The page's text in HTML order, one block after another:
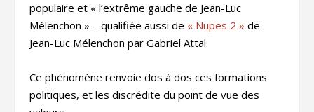
populaire et « l’extrême gauche de Jean-Luc
Mélenchon » – qualifiée aussi de « Nupes 2 » de
Jean-Luc Mélenchon par Gabriel Attal.
Ce phénomène renvoie dos à dos ces formations
politiques, et les discrédite du point de vue des